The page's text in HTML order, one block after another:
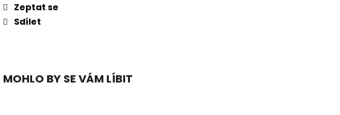
Zeptat se
Sdílet
MOHLO BY SE VÁM LÍBIT